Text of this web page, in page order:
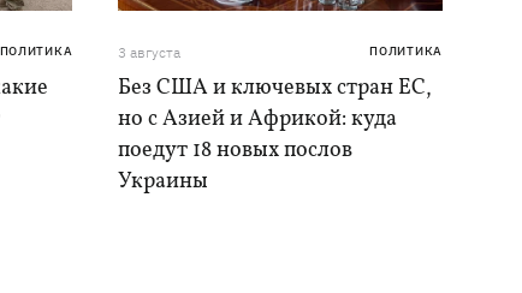
ПОЛИТИКА 3 августа ПОЛИТИКА
Без США и ключевых стран ЕС,
но с Азией и Африкой: куда
поедут 18 новых послов
Украины